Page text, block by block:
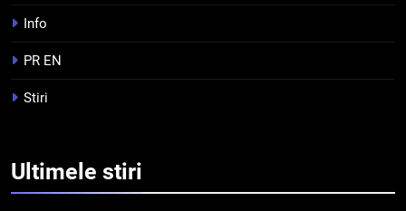
4
criptomonedelor în 2026
INFO
pierdut jumătate din aceștia
Info
PR EN
Stiri
Ultimele stiri